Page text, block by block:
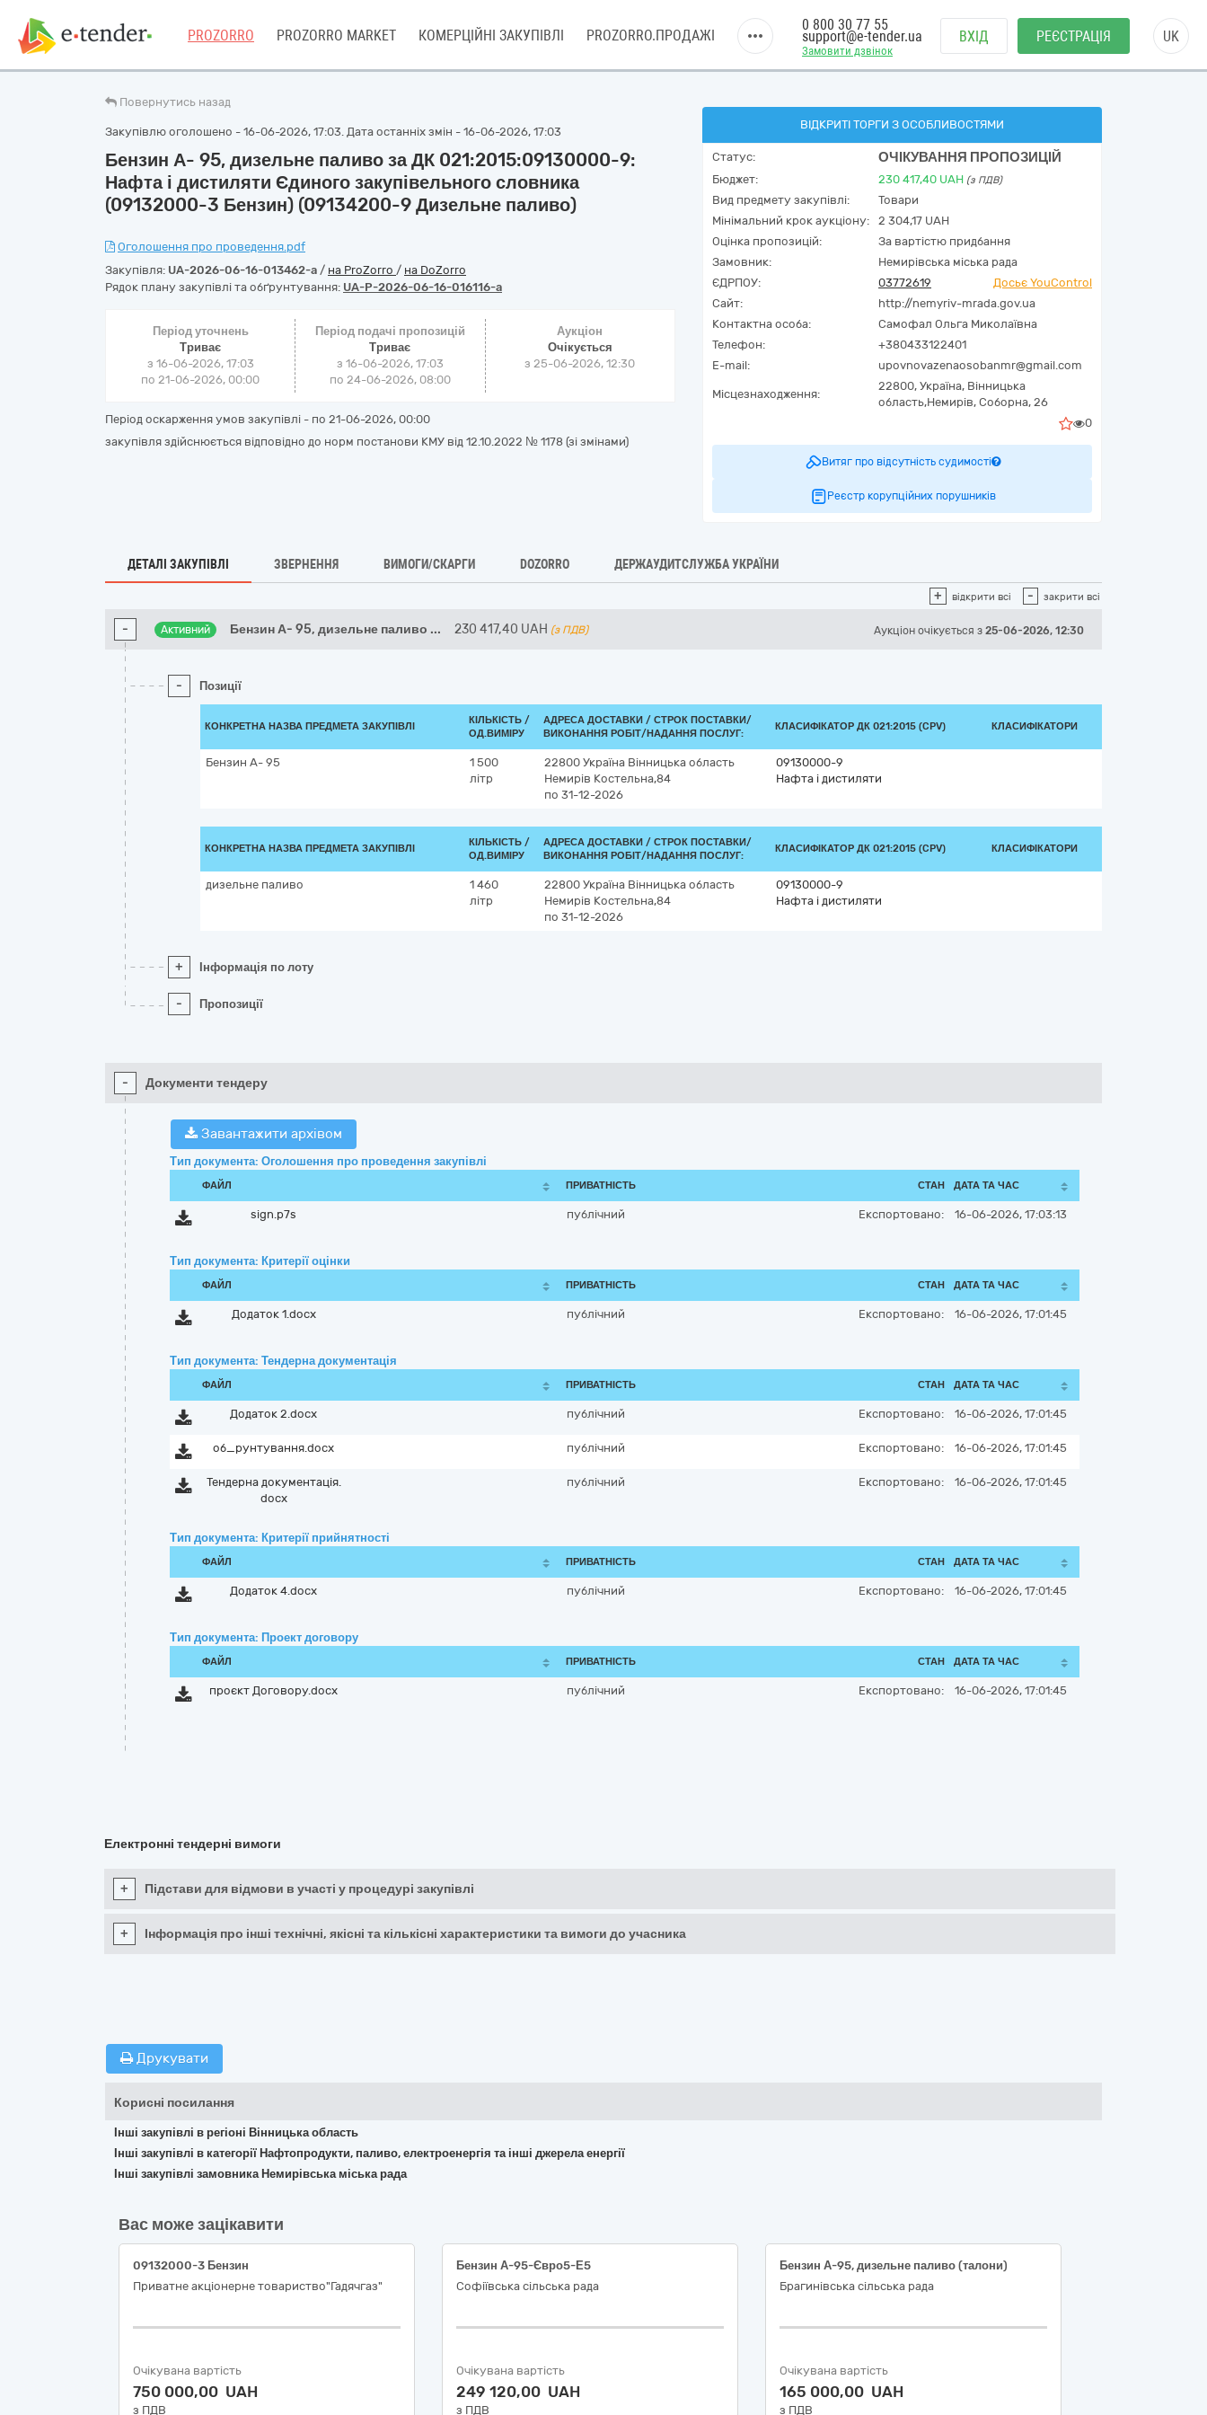
PROZORRO PROZORRO MARKET КОМЕРЦІЙНІ ЗАКУПІВЛІ PROZORRO.ПРОДАЖІ
Замовити дзвінок
0 800 30 77 55
support@e-tender.ua ВХІД РЕЄСТРАЦІЯ UK
Повернутись назад
Закупівлю оголошено - 16-06-2026, 17:03. Дата останніх змін - 16-06-2026, 17:03
Бензин А- 95, дизельне паливо за ДК 021:2015:09130000-9:
Нафта і дистиляти Єдиного закупівельного словника
(09132000-3 Бензин) (09134200-9 Дизельне паливо)
Оголошення про проведення.pdf
Закупівля: UA-2026-06-16-013462-a / на ProZorro / на DoZorro
Рядок плану закупівлі та обґрунтування: UA-P-2026-06-16-016116-a
Період уточнень
Триває
з 16-06-2026, 17:03
по 21-06-2026, 00:00
Період подачі пропозицій
Триває
з 16-06-2026, 17:03
по 24-06-2026, 08:00
Аукціон
Очікується
з25-06-2026, 12:30
Період оскарження умов закупівлі - по 21-06-2026, 00:00
закупівля здійснюється відповідно до норм постанови КМУ від 12.10.2022 № 1178 (зі змінами)
ВІДКРИТІ ТОРГИ З ОСОБЛИВОСТЯМИ
Статус: ОЧІКУВАННЯ ПРОПОЗИЦІЙ
Бюджет: 230 417,40 UAH (з ПДВ)
Вид предмету закупівлі:
Товари
Мінімальний крок аукціону:
2 304,17 UAH
Оцінка пропозицій:
За вартістю придбання
Замовник:
Немирівська міська рада
ЄДРПОУ:
03772619
Досьє YouControl
Сайт:
http://nemyriv-mrada.gov.ua
Контактна особа:
Самофал Ольга Миколаївна
Телефон:
+380433122401
E-mail:
upovnovazenaosobanmr@gmail.com
Місцезнаходження:
22800, Україна, Вінницька
область,Немирів, Соборна, 26
0
Витяг про відсутність судимості
Реєстр корупційних порушників
ДЕТАЛІ ЗАКУПІВЛІ ЗВЕРНЕННЯ ВИМОГИ/СКАРГИ DOZORRO ДЕРЖАУДИТСЛУЖБА УКРАЇНИ
+ відкрити всі - закрити всі
- Активний Бензин А- 95, дизельне паливо ... 230 417,40 UAH (з ПДВ) Аукціон очікується з 25-06-2026, 12:30
- Позиції
КОНКРЕТНА НАЗВА ПРЕДМЕТА ЗАКУПІВЛІ
КІЛЬКІСТЬ /
ОД.ВИМІРУ
АДРЕСА ДОСТАВКИ / СТРОК ПОСТАВКИ/
ВИКОНАННЯ РОБІТ/НАДАННЯ ПОСЛУГ:
КЛАСИФІКАТОР ДК 021:2015 (CPV) КЛАСИФІКАТОРИ
Бензин А- 95
1 500
літр
22800 Україна Вінницька область
Немирів Костельна,84
по 31-12-2026
09130000-9
Нафта і дистиляти
КОНКРЕТНА НАЗВА ПРЕДМЕТА ЗАКУПІВЛІ
КІЛЬКІСТЬ /
ОД.ВИМІРУ
АДРЕСА ДОСТАВКИ / СТРОК ПОСТАВКИ/
ВИКОНАННЯ РОБІТ/НАДАННЯ ПОСЛУГ:
КЛАСИФІКАТОР ДК 021:2015 (CPV) КЛАСИФІКАТОРИ
дизельне паливо
1 460
літр
22800 Україна Вінницька область
Немирів Костельна,84
по 31-12-2026
09130000-9
Нафта і дистиляти
+ Інформація по лоту
- Пропозиції
- Документи тендеру
Завантажити архівом
Тип документа: Оголошення про проведення закупівлі
ФАЙЛ ПРИВАТНІСТЬ СТАН ДАТА ТА ЧАС
sign.p7s публічний Експортовано: 16-06-2026, 17:03:13
Тип документа: Критерії оцінки
ФАЙЛ ПРИВАТНІСТЬ СТАН ДАТА ТА ЧАС
Додаток 1.docx публічний Експортовано: 16-06-2026, 17:01:45
Тип документа: Тендерна документація
ФАЙЛ ПРИВАТНІСТЬ СТАН ДАТА ТА ЧАС
Додаток 2.docx публічний Експортовано: 16-06-2026, 17:01:45
об_рунтування.docx публічний Експортовано: 16-06-2026, 17:01:45
Тендерна документація.
docx
публічний Експортовано: 16-06-2026, 17:01:45
Тип документа: Критерії прийнятності
ФАЙЛ ПРИВАТНІСТЬ СТАН ДАТА ТА ЧАС
Додаток 4.docx публічний Експортовано: 16-06-2026, 17:01:45
Тип документа: Проект договору
ФАЙЛ ПРИВАТНІСТЬ СТАН ДАТА ТА ЧАС
проєкт Договору.docx публічний Експортовано: 16-06-2026, 17:01:45
Електронні тендерні вимоги
+ Підстави для відмови в участі у процедурі закупівлі
+ Інформація про інші технічні, якісні та кількісні характеристики та вимоги до учасника
Друкувати
Корисні посилання
Інші закупівлі в регіоні Вінницька область
Інші закупівлі в категорії Нафтопродукти, паливо, електроенергія та інші джерела енергії
Інші закупівлі замовника Немирівська міська рада
Вас може зацікавити
09132000-3 Бензин
Приватне акціонерне товариство"Гадячгаз"
Очікувана вартість
750 000,00 UAH
з ПДВ
Бензин А-95-Євро5-Е5
Софіївська сільська рада
Очікувана вартість
249 120,00 UAH
з ПДВ
Бензин А-95, дизельне паливо (талони)
Брагинівська сільська рада
Очікувана вартість
165 000,00 UAH
з ПДВ